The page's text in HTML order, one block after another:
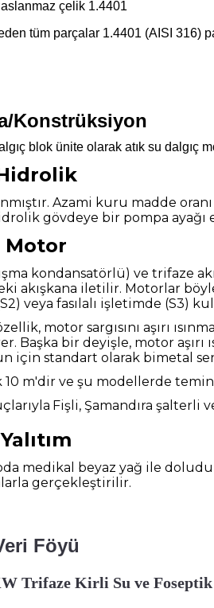
çelik 1.4401
tüm parçalar 1.4401 (AISI 316)
Konstrüksiyon
blok ünite olarak atık su dalgıç
Azami kuru madde
gövdeye bir pompa
Motor
kondansatörlü) ve trifaze
akışkana iletilir. Motorlar
veya fasılalı işletimde (S3)
motor sargısını aşırı
bir deyişle, motor aşırı
için standart olarak bimetal
10 m'dir ve şu modellerde
Fişli, Şamandıra şalterli
Yalıtım
medikal beyaz yağ ile
gerçekleştirilir.
Föyü
Trifaze Kirli Su ve Foseptik